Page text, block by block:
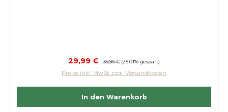
Verkaufspreis:
29,99 € Regulärer Preis:
39,99 € (25.01% gespart)
Preise inkl. MwSt. zzgl. Versandkosten
In den Warenkorb